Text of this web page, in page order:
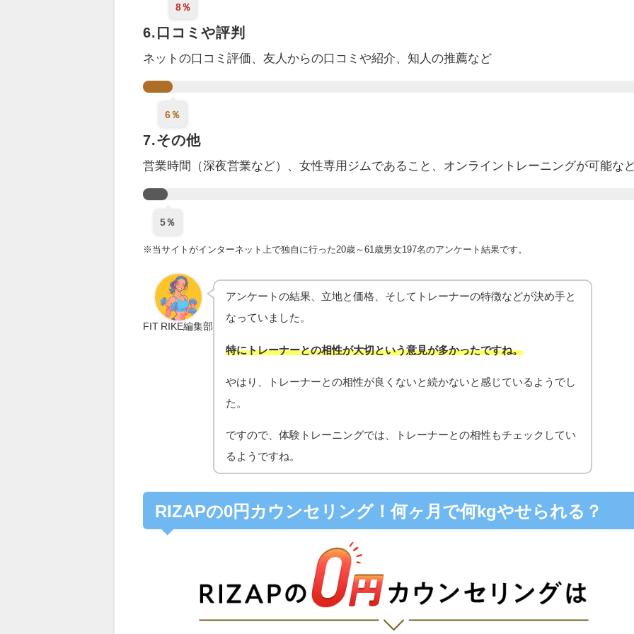
8％
6.口コミや評判
ネットの口コミ評価、友人からの口コミや紹介 、知人の推薦など
6％
7.その他
営業時間（深夜営業など）、女性専用ジムであること、オンライントレーニングが可能な
5％
※当サイトがインターネット上で独自に行った20歳～61歳男女197名のアンケート結果です。
FIT RIKE編集部
アンケートの結果、立地と価格、そしてトレーナーの特徴などが決め手と
なっていました。
特にトレーナーとの相性が大切という意見が多かったですね。
やはり、トレーナーとの相性が良くないと続かないと感じているようでし
た。
ですので、体験トレーニングでは、トレーナーとの相性もチェックしてい
るようですね。
RIZAPの0円カウンセリング！何ヶ月で何kgやせられる？